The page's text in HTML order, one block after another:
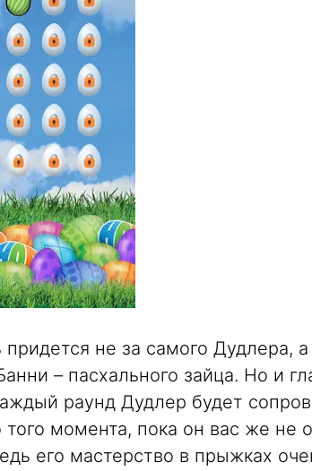
придется не за самого Дудлера,
– пасхального зайца. Но и
раунд Дудлер будет
того момента, пока он вас же не
его мастерство в прыжках